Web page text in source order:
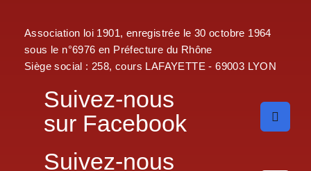
Association loi 1901, enregistrée le 30 octobre 1964
sous le n°6976 en Préfecture du Rhône
Siège social : 258, cours LAFAYETTE - 69003 LYON
Suivez-nous
sur Facebook
Suivez-nous